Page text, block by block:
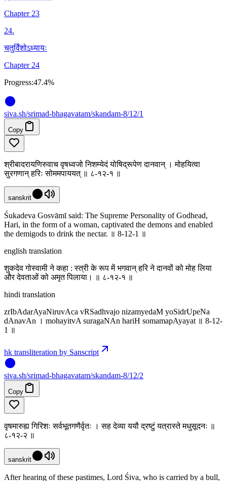
Chapter 23
24.
चतुर्विंशोऽध्यायः
Chapter 24
Progress:47.4%
siva.sh/srimad-bhagavatam/skandam-8/12/1
Copy
श्रीबादरायणिरुवाच वृषध्वजो निशम्येदं योषिद्रूपेण दानवान् । मोहयित्वा
सुरगणान् हरिः सोममपाययत् ॥ ८-१२-१ ॥
sanskrit
Śukadeva Gosvāmī said: The Supreme Personality of Godhead,
Hari, in the form of a woman, captivated the demons and enabled
the demigods to drink the nectar. ॥ 8-12-1 ॥
english translation
शुकदेव गोस्वामी ने कहा : स्त्री के रूप में भगवान् हरि ने दानवों को मोह लिया
और देवताओं को अमृत पिलाया। ॥ ८-१२-१ ॥
hindi translation
zrIbAdarAyaNiruvAca vRSadhvajo nizamyedaM yoSidrUpeNa
dAnavAn । mohayitvA suragaNAn hariH somamapAyayat ॥ 8-12-
1 ॥
hk transliteration by Sanscript
siva.sh/srimad-bhagavatam/skandam-8/12/2
Copy
वृषमारुह्य गिरिशः सर्वभूतगणैर्वृतः । सह देव्या ययौ द्रष्टुं यत्रास्ते मधुसूदनः ॥
८-१२-२ ॥
sanskrit
After hearing of these pastimes, Lord Śiva, who is carried by a bull,